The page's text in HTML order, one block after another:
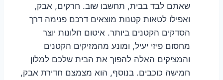
שאתם לבד בבית, תחשבו שוב. חרקים, אבק,
ואפילו לטאות קטנות מוצאים דרכם פנימה דרך
הסדקים הקטנים ביותר. איטום חלונות יוצר
מחסום פיזי יעיל, ומונע מהמזיקים הקטנים
והמציקים האלה להפוך את הבית שלכם למלון
חמישה כוכבים. בנוסף, הוא מצמצם חדירת אבק,